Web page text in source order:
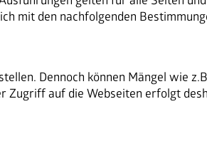
mit den nachfolgenden
Dennoch können Mängel wie
Zugriff auf die Webseiten erfolgt